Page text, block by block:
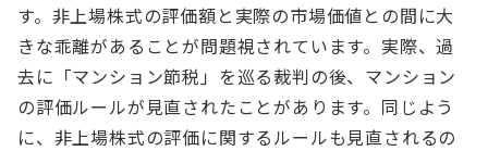
す。非上場株式の評価額と実際の市場価値との間に大
きな乖離があることが問題視されています。実際、過
去に「マンション節税」を巡る裁判の後、マンション
の評価ルールが見直されたことがあります。同じよう
に、非上場株式の評価に関するルールも見直されるの